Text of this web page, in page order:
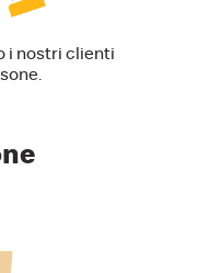
i nostri clienti